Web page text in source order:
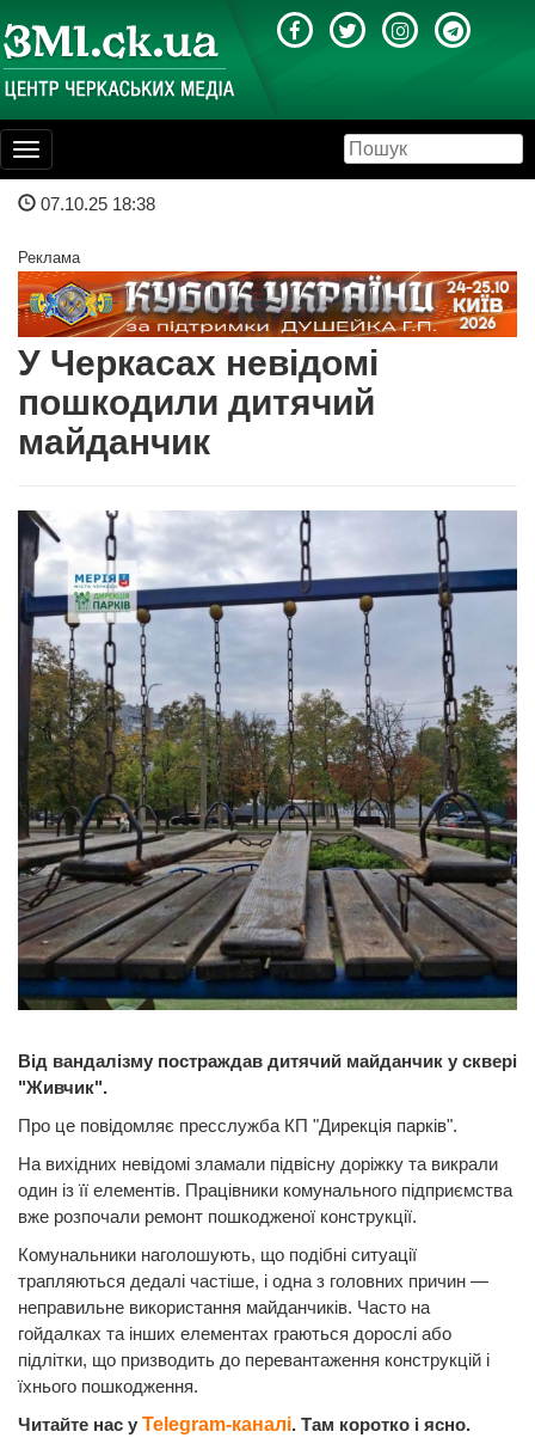
Toggle
navigation
07.10.25 18:38
Реклама
У Черкасах невідомі
пошкодили дитячий
майданчик
Від вандалізму постраждав дитячий майданчик у сквері
"Живчик".
Про це повідомляє пресслужба КП "Дирекція парків".
На вихідних невідомі зламали підвісну доріжку та викрали
один із її елементів. Працівники комунального підприємства
вже розпочали ремонт пошкодженої конструкції.
Комунальники наголошують, що подібні ситуації
трапляються дедалі частіше, і одна з головних причин —
неправильне використання майданчиків. Часто на
гойдалках та інших елементах граються дорослі або
підлітки, що призводить до перевантаження конструкцій і
їхнього пошкодження.
Читайте нас у Telegram-каналі. Там коротко і ясно.